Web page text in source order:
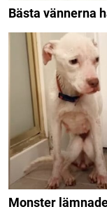
Bästa vännerna
Monster